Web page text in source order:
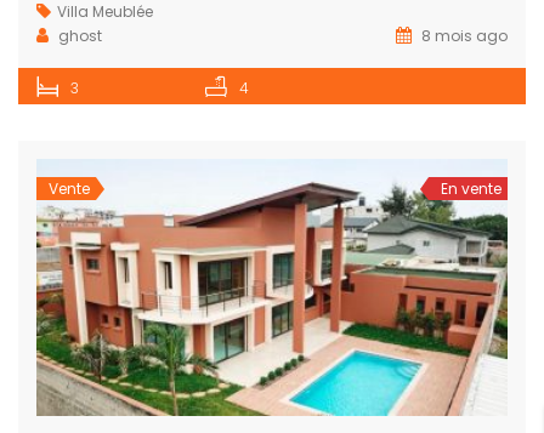
Villa Meublée
ghost
8 mois ago
3 4
Vente En vente